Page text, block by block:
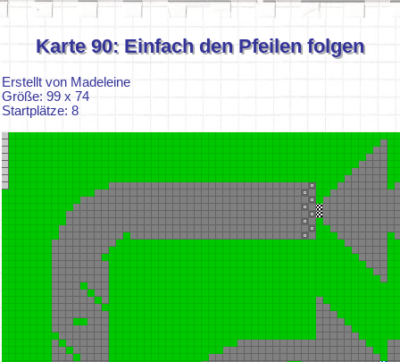
Karte 90: Einfach den Pfeilen folgen
Erstellt von Madeleine
Größe: 99 x 74
Startplätze: 8